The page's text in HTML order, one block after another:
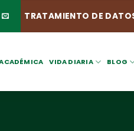
TRATAMIENTO DE
VIDA DIARIA BLOG